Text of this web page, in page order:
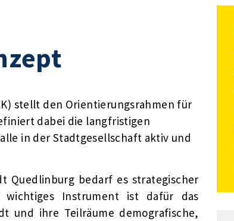
stellt den Orientierungsrahmen für
dabei die langfristigen
in der Stadtgesellschaft aktiv und
Quedlinburg bedarf es strategischer
wichtiges Instrument ist dafür das
und ihre Teilräume demografische,